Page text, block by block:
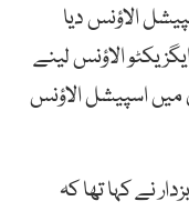
الاؤنس دیا
الاؤنس لینے
اسپیشل الاؤنس
نے کہا تھا کہ